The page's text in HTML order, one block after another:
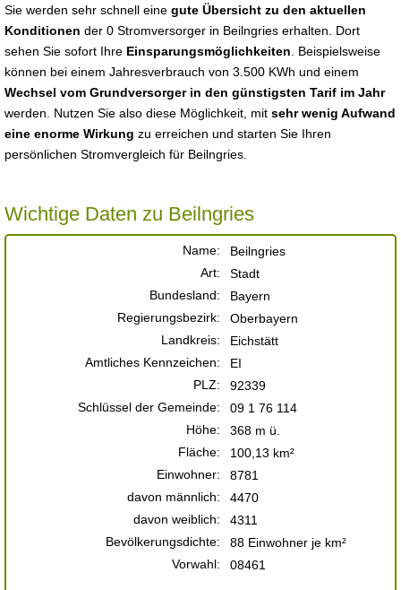
Sie werden sehr schnell eine gute Übersicht zu den aktuellen
Konditionen der 0 Stromversorger in Beilngries erhalten. Dort
sehen Sie sofort Ihre Einsparungsmöglichkeiten . Beispielsweise
können bei einem Jahresverbrauch von 3.500 KWh und einem
Wechsel vom Grundversorger in den günstigsten Tarif im Jahr
werden. Nutzen Sie also diese Möglichkeit, mit sehr wenig Aufwand
eine enorme Wirkung zu erreichen und starten Sie Ihren
persönlichen Stromvergleich für Beilngries.
Wichtige Daten zu Beilngries
Name:
Beilngries
Art:
Stadt
Bundesland:
Bayern
Regierungsbezirk:
Oberbayern
Landkreis:
Eichstätt
Amtliches Kennzeichen:
EI
PLZ:
92339
Schlüssel der Gemeinde:
09 1 76 114
Höhe:
368 m ü.
Fläche:
100,13 km²
Einwohner:
8781
davon männlich:
4470
davon weiblich:
4311
Bevölkerungsdichte:
88 Einwohner je km²
Vorwahl:
08461